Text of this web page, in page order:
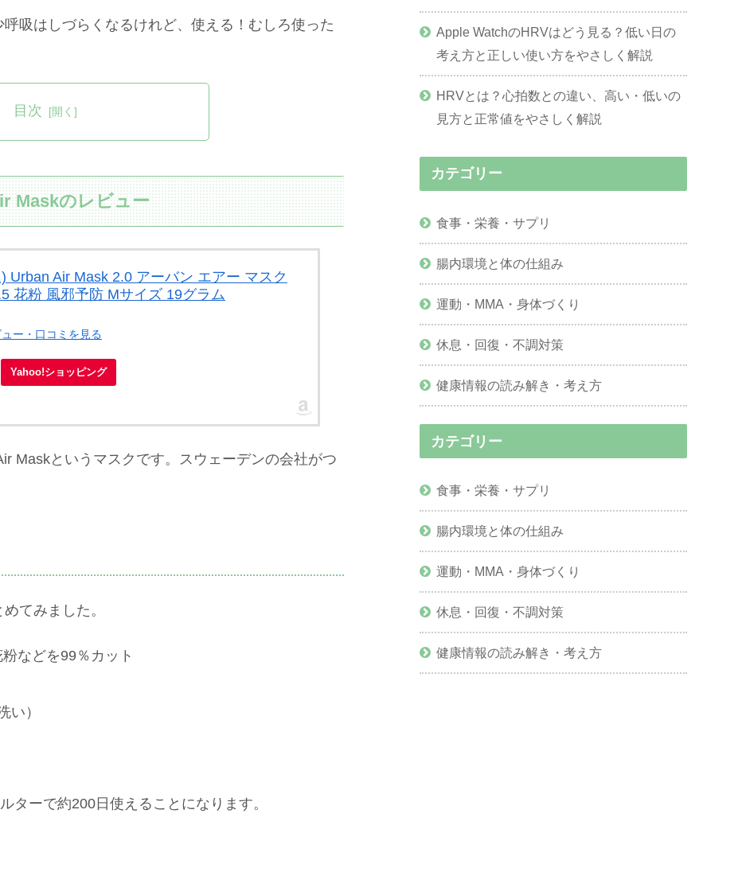
吸はしづらくなるけれど、使える！むしろ使った
目次
Maskのレビュー
Urban Air Mask 2.0 アーバン エアー マスク
花粉 風邪予防 Mサイズ 19グラム
ー・口コミを見る
Yahoo!ショッピング
Maskというマスクです。スウェーデンの会社がつ
てみました。
などを99％カット
い）
ターで約200日使えることになります。
Apple WatchのHRVはどう見る？低い日の
考え方と正しい使い方をやさしく解説
HRVとは？心拍数との違い、高い・低いの
見方と正常値をやさしく解説
カテゴリー
食事・栄養・サプリ
腸内環境と体の仕組み
運動・MMA・身体づくり
休息・回復・不調対策
健康情報の読み解き・考え方
カテゴリー
食事・栄養・サプリ
腸内環境と体の仕組み
運動・MMA・身体づくり
休息・回復・不調対策
健康情報の読み解き・考え方